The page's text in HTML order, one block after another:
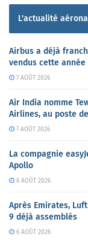
L'actualité
Airbus a déjà
vendus cette année
7 AOÛT 2026
Air India nomme
Airlines, au poste
7 AOÛT 2026
La compagnie
Apollo
6 AOÛT 2026
Après Emirates,
9 déjà assemblés
6 AOÛT 2026